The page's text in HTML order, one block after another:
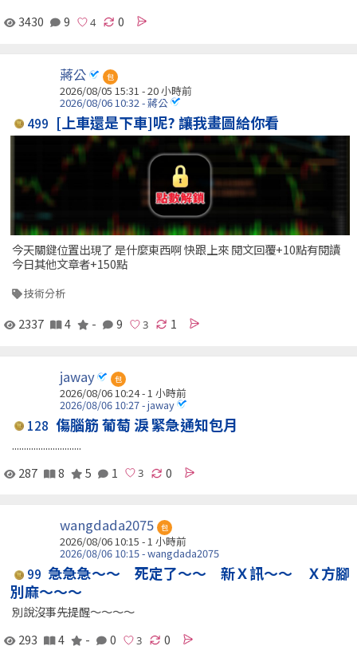
3430 9 0
蔣公 包
2026/08/05 15:31 -20 小時前
2026/08/06 10:32 - 蔣公
499 [上車還是下車]呢? 讓我畫圖給你看
今天關鍵位置出現了 是什麼東西啊 快跟上來 閱文回覆+10點有閱讀
今日其他文章者+150點
技術分析
2337 4 - 9 1
jaway 包
2026/08/06 10:24 - 1 小時前
2026/08/06 10:27 - jaway
128 傷腦筋 葡萄 淚 緊急通知包月
.............................
287
8 5 1 0
wangdada2075 包
2026/08/06 10:15 -1 小時前
2026/08/06 10:15 - wangdada2075
99 急急急～～ 死定了～～ 新Ｘ訊～～ Ｘ方腳
別麻～～～
別說沒事先提醒～～～～
293
4 - 0 0